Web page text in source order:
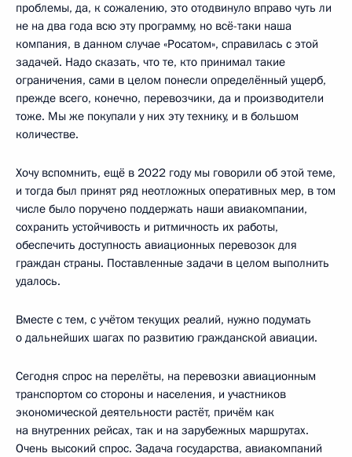
проблемы, да, к сожалению, это отодвинуло вправо чуть ли
не на два года всю эту программу, но всё-таки наша
компания, в данном случае «Росатом», справилась с этой
задачей. Надо сказать, что те, кто принимал такие
ограничения, сами в целом понесли определённый ущерб,
прежде всего, конечно, перевозчики, да и производители
тоже. Мы же покупали у них эту технику, и в большом
количестве.
Хочу вспомнить, ещё в 2022 году мы говорили об этой теме,
и тогда был принят ряд неотложных оперативных мер, в том
числе было поручено поддержать наши авиакомпании,
сохранить устойчивость и ритмичность их работы,
обеспечить доступность авиационных перевозок для
граждан страны. Поставленные задачи в целом выполнить
удалось.
Вместе с тем, с учётом текущих реалий, нужно подумать
о дальнейших шагах по развитию гражданской авиации.
Сегодня спрос на перелёты, на перевозки авиационным
транспортом со стороны и населения, и участников
экономической деятельности растёт, причём как
на внутренних рейсах, так и на зарубежных маршрутах.
Очень высокий спрос. Задача государства, авиакомпаний